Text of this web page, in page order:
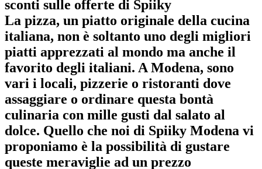
sconti sulle offerte di Spiiky
La pizza, un piatto originale della cucina
italiana, non è soltanto uno degli migliori
piatti apprezzati al mondo ma anche il
favorito degli italiani. A Modena, sono
vari i locali, pizzerie o ristoranti dove
assaggiare o ordinare questa bontà
culinaria con mille gusti dal salato al
dolce. Quello che noi di Spiiky Modena vi
proponiamo è la possibilità di gustare
queste meraviglie ad un prezzo